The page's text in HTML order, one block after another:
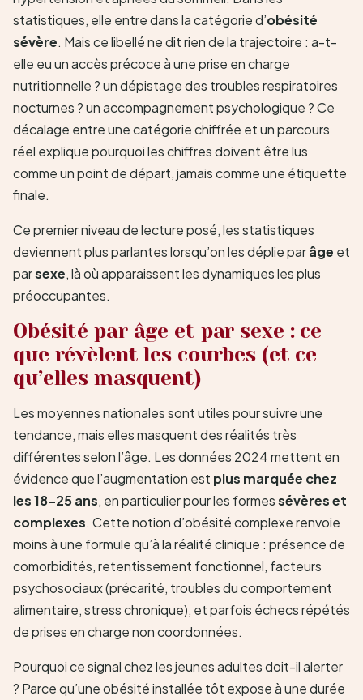
statistiques, elle entre dans la catégorie d’obésité
sévère. Mais ce libellé ne dit rien de la trajectoire : a-t-
elle eu un accès précoce à une prise en charge
nutritionnelle ? un dépistage des troubles respiratoires
nocturnes ? un accompagnement psychologique ? Ce
décalage entre une catégorie chiffrée et un parcours
réel explique pourquoi les chiffres doivent être lus
comme un point de départ, jamais comme une étiquette
finale.
Ce premier niveau de lecture posé, les statistiques
deviennent plus parlantes lorsqu’on les déplie parâge et
parsexe, là où apparaissent les dynamiques les plus
préoccupantes.
Obésité par âge et par sexe : ce
que révèlent les courbes (et ce
qu’elles masquent)
Les moyennes nationales sont utiles pour suivre une
tendance, mais elles masquent des réalités très
différentes selon l’âge. Les données 2024 mettent en
évidence que l’augmentation est plus marquée chez
les 18–25 ans, en particulier pour les formessévères et
complexes. Cette notion d’obésité complexe renvoie
moins à une formule qu’à la réalité clinique : présence de
comorbidités, retentissement fonctionnel, facteurs
psychosociaux (précarité, troubles du comportement
alimentaire, stress chronique), et parfois échecs répétés
de prises en charge non coordonnées.
Pourquoi ce signal chez les jeunes adultes doit-il alerter
? Parce qu’une obésité installée tôt expose à une durée